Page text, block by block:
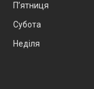
Пʼятниця
Субота
Неділя